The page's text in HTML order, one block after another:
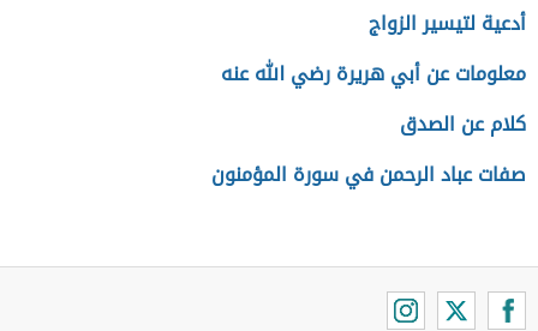
أدعية لتيسير الزواج
معلومات عن أبي هريرة رضي الله عنه
كلام عن الصدق
صفات عباد الرحمن في سورة المؤمنون